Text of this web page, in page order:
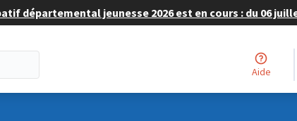
départemental jeunesse 2026 est en cours : du 06
Aide